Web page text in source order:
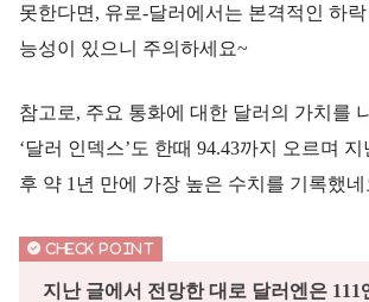
못한다면, 유로-달러에서는 본격적인 하
능성이 있으니 주의하세요~
참고로, 주요 통화에 대한 달러의 가치를
‘달러 인덱스’도 한때 94.43까지 오르며 지
후 약 1년 만에 가장 높은 수치를 기록했네
지난 글에서 전망한 대로 달러엔은 111